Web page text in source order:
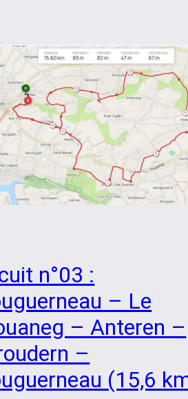
n°03 :
– Le
– Anteren –
–
(15,6